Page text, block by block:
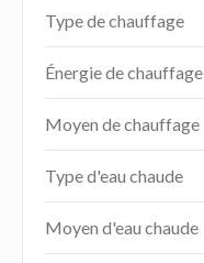
Type de chauffage
Énergie de chauffage
Moyen de chauffage
Type d'eau chaude
Moyen d'eau chaude